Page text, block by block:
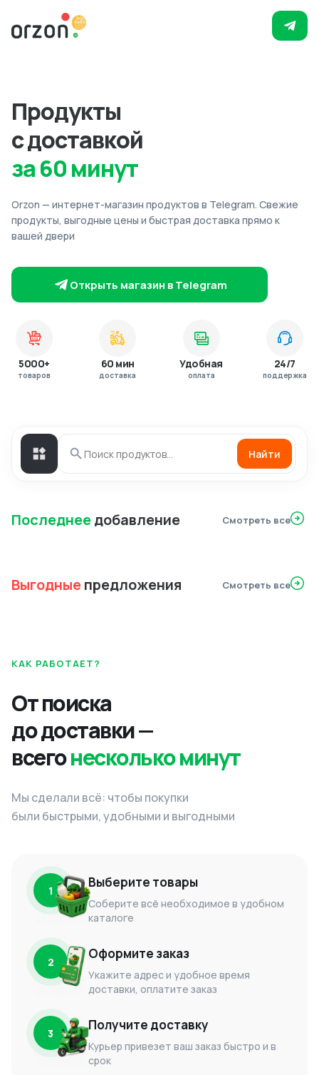
Продукты
с доставкой
за 60 минут
Orzon — интернет-магазин продуктов в Telegram. Свежие
продукты, выгодные цены и быстрая доставка прямо к
вашей двери
Открыть магазин в Telegram
5000+
товаров
60 мин
доставка
Удобная
оплата
24/7
поддержка
Найти
Последнеедобавление Смотреть все
Выгодныепредложения Смотреть все
КАК РАБОТАЕТ?
От поиска
до доставки —
всегонесколько минут
Мы сделали всё: чтобы покупки
были быстрыми, удобными и выгодными
1 Выберите товары
Соберите всё необходимое в удобном
каталоге
2 Оформите заказ
Укажите адрес и удобное время
доставки, оплатите заказ
3 Получите доставку
Курьер привезет ваш заказ быстро и в
срок